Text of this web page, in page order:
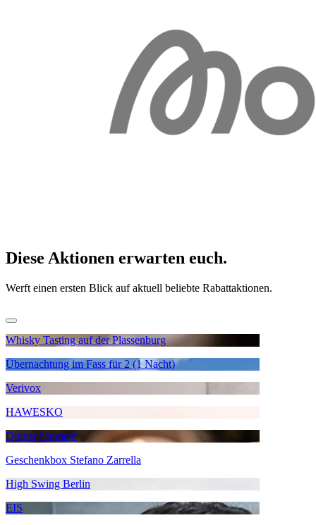
Diese Aktionen erwarten euch.
Werft einen ersten Blick auf aktuell beliebte Rabattaktionen.
Whisky Tasting auf der Plassenburg
Übernachtung im Fass für 2 (1 Nacht)
Verivox
HAWESKO
Dinner Moment
Geschenkbox Stefano Zarrella
High Swing Berlin
EIS